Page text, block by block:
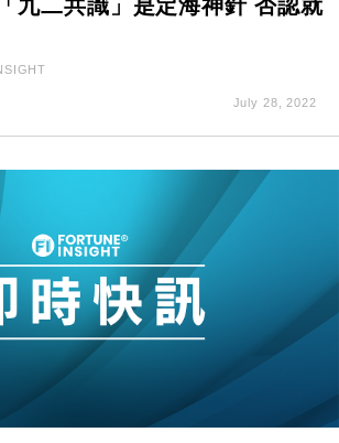
九二共識」是定海神針 否認就
July 28, 2022